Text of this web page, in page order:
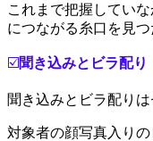
これまで把握してい
につながる糸口を見つ
☑️聞き込みとビラ配り
聞き込みとビラ配り
対象者の顔写真入り